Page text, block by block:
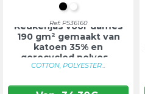
ZWART
WIT
Ref: PS36160
Keukenjas voor dames
190 gm² gemaakt van
katoen 35% en
gerecycled polyes...
COTTON, POLYESTER...